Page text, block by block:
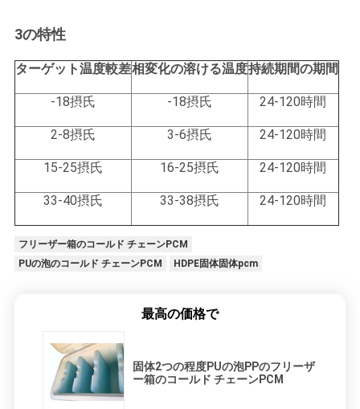
3の特性
ターゲット温度較差相変化の溶ける温度持続期間の期間
-18摂氏 -18摂氏 24-120時間
2-8摂氏 3-6摂氏 24-120時間
15-25摂氏 16-25摂氏 24-120時間
33-40摂氏 33-38摂氏 24-120時間
フリーザー箱のコールド チェーンPCM
PUの泡のコールド チェーンPCM
HDPE固体固体pcm
最高の価格で
固体2つの程度PUの泡PPのフリーザ
ー箱のコールド チェーンPCM